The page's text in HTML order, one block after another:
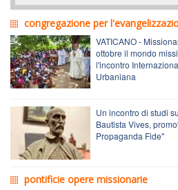
congregazione per
VATICANO -
ottobre il mondo
l'incontro
Urbaniana
Un incontro di studi
Bautista Vives,
Propaganda Fide"
pontificie opere missionarie